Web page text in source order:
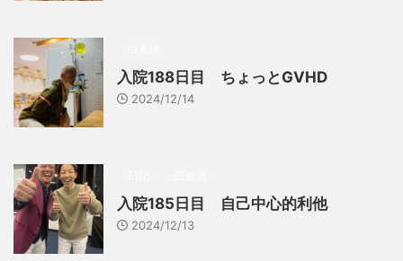
入院188日目 ちょっとGVHD
2024/12/14
入院185日目 自己中心的利他
2024/12/13